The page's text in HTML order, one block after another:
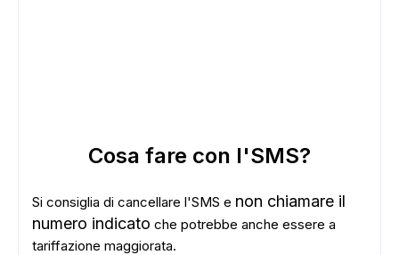
Cosa fare con l'SMS?
Si consiglia di cancellare l'SMS e non chiamare il
numero indicato che potrebbe anche essere a
tariffazione maggiorata.